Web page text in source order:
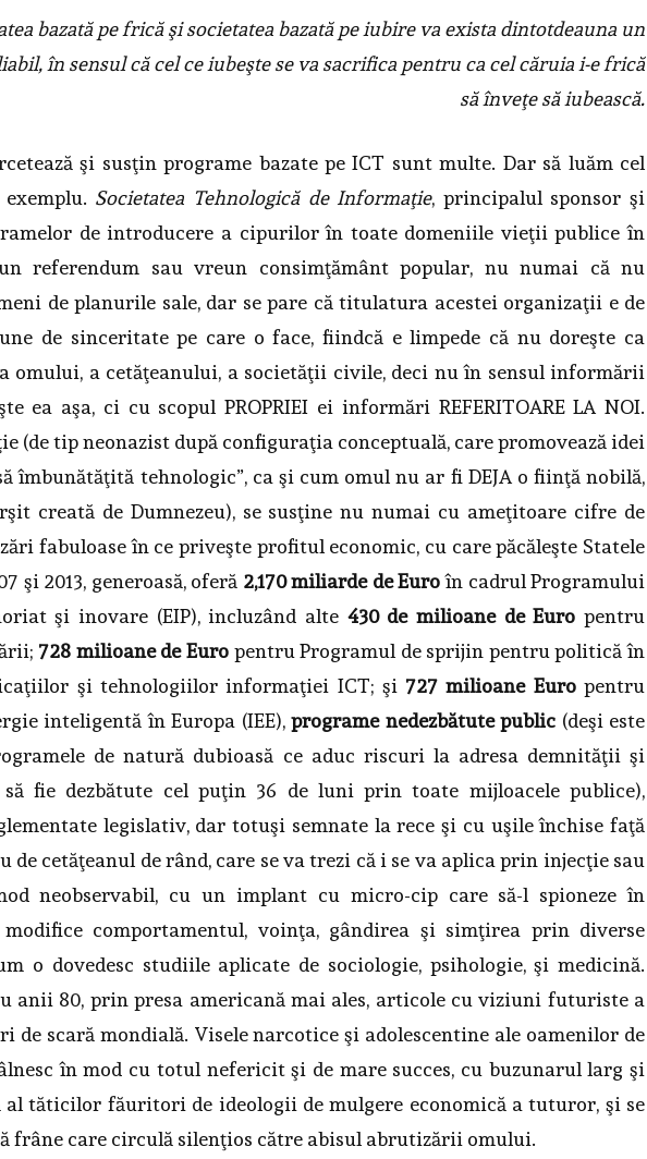
bazată pe frică şi societatea bazată pe iubire va exista dintotdeauna un
în sensul că cel ce iubeşte se va sacrifica pentru ca cel căruia i-e frică
să înveţe să iubească.
şi susţin programe bazate pe ICT sunt multe. Dar să luăm cel
Societatea Tehnologică de Informaţie, principalul sponsor şi
de introducere a cipurilor în toate domeniile vieţii publice în
referendum sau vreun consimţământ popular, nu numai că nu
de planurile sale, dar se pare că titulatura acestei organizaţii e de
de sinceritate pe care o face, fiindcă e limpede că nu doreşte ca
omului, a cetăţeanului, a societăţii civile, deci nu în sensul informării
ea aşa, ci cu scopul PROPRIEI ei informări REFERITOARE LA NOI.
(de tip neonazist după configuraţia conceptuală, care promovează idei
îmbunătăţită tehnologic”, ca şi cum omul nu ar fi DEJA o fiinţă nobilă,
creată de Dumnezeu), se susţine nu numai cu ameţitoare cifre de
fabuloase în ce priveşte profitul economic, cu care păcăleşte Statele
şi 2013, generoasă, oferă 2,170 miliarde de Euroîn cadrul Programului
şi inovare (EIP), incluzând alte 430 de milioane de Euro pentru
728 milioane de Europentru Programul de sprijin pentru politică în
şi tehnologiilor informaţiei ICT; şi 727 milioane Europentru
inteligentă în Europa (IEE),programe nedezbătute public (deşi este
de natură dubioasă ce aduc riscuri la adresa demnităţii şi
fie dezbătute cel puţin 36 de luni prin toate mijloacele publice),
legislativ, dar totuşi semnate la rece şi cu uşile închise faţă
de cetăţeanul de rând, care se va trezi că i se va aplica prin injecţie sau
neobservabil, cu un implant cu micro-cip care să-l spioneze în
modifice comportamentul, voinţa, gândirea şi simţirea prin diverse
o dovedesc studiile aplicate de sociologie, psihologie, şi medicină.
anii 80, prin presa americană mai ales, articole cu viziuni futuriste a
de scară mondială. Visele narcotice şi adolescentine ale oamenilor de
în mod cu totul nefericit şi de mare succes, cu buzunarul larg şi
al tăticilor făuritori de ideologii de mulgere economică a tuturor, şi se
frâne care circulă silenţios către abisul abrutizării omului.